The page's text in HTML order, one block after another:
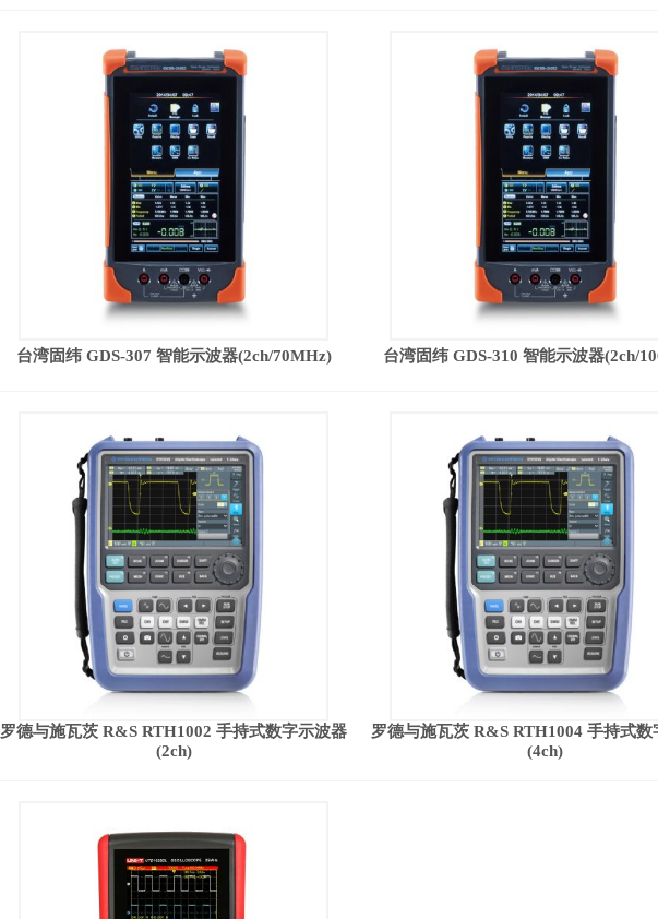
台湾固纬 GDS-307 智能示波器(2ch/70MHz) 台湾固纬 GDS-310 智能示波器(2ch/
罗德与施瓦茨 R&S RTH1002 手持式数字示波器
(2ch)
罗德与施瓦茨 R&S RTH1004 手持式数
(4ch)